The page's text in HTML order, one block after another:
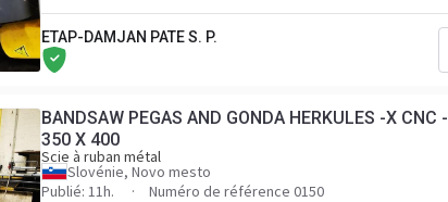
ETAP-DAMJAN PATE S. P.
BANDSAW PEGAS AND GONDA HERKULES -X CNC -
350 X 400
Scie à ruban métal
Slovénie, Novo mesto
Publié: 11h.
Numéro de référence 0150